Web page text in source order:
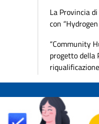
La Provincia
con
“Community
progetto della